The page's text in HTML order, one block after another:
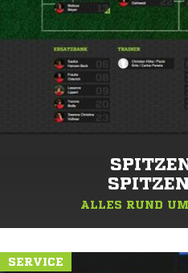
ALLES RUND
SERVICE